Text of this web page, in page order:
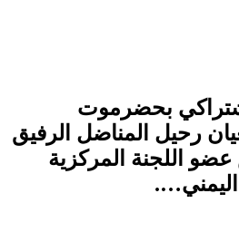
بحضرموت
رحيل المناضل الرفيق
اللجنة المركزية